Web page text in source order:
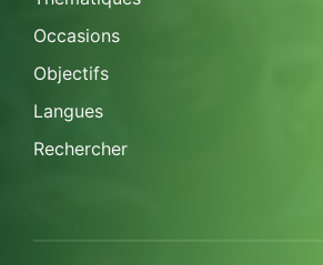
Occasions
Objectifs
Langues
Rechercher